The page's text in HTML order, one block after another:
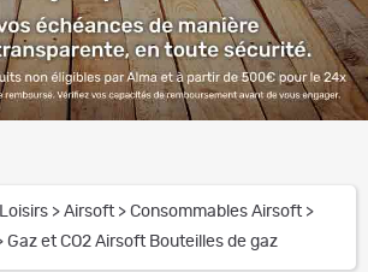
> Airsoft > Consommables Airsoft >
Gaz et CO2 Airsoft Bouteilles de gaz